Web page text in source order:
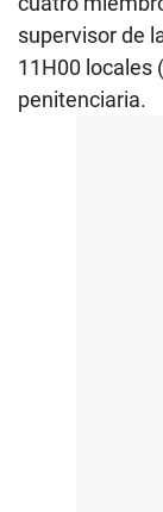
supervisor de
11H00 locales
penitenciaria.